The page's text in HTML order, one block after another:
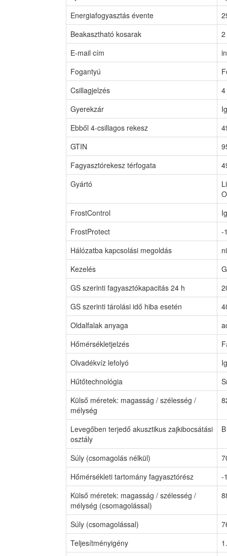
Energiafogyasztás évente
Beakasztható kosarak
2
E-mail cím
Fogantyú
Csillagjelzés
4
Gyerekzár
Ebből 4-csillagos rekesz
GTIN
Fagyasztórekesz térfogata
Gyártó
FrostControl
FrostProtect
-
Hálózatba kapcsolási megoldás
Kezelés
GS szerinti fagyasztókapacitás 24 h
GS szerinti tárolási idő hiba esetén
Oldalfalak anyaga
Hőmérsékletjelzés
Olvadékvíz lefolyó
Hűtőtechnológia
Külső méretek: magasság / szélesség /
mélység
Levegőben terjedő akusztikus zajkibocsátási
osztály
B
Súly (csomagolás nélkül)
Hőmérsékleti tartomány fagyasztórész
-
Külső méretek: magasság / szélesség /
mélység (csomagolással)
Súly (csomagolással)
Teljesítményigény